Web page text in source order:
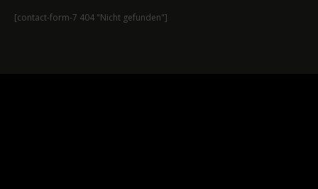
[contact-form-7 404 "Nicht gefunden"]